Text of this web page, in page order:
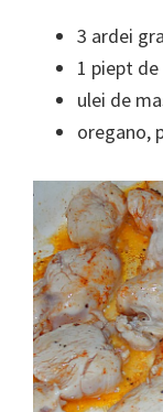
3 ardei
1 piept de
ulei de
oregano,